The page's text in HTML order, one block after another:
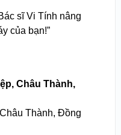
sĩ Vi Tính nâng
của bạn!”
Châu Thành,
Thành, Đồng